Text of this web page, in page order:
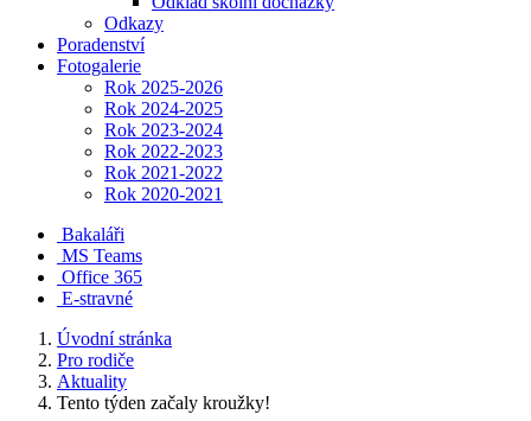
Odkazy
Poradenství
Fotogalerie
Rok 2025-2026
Rok 2024-2025
Rok 2023-2024
Rok 2022-2023
Rok 2021-2022
Rok 2020-2021
Bakaláři
MS Teams
Office 365
E-stravné
Úvodní stránka
Pro rodiče
Aktuality
Tento týden začaly kroužky!